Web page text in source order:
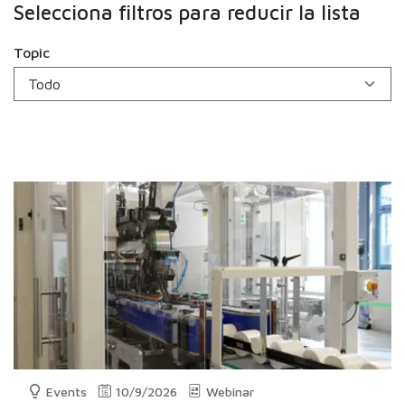
Selecciona filtros para reducir la lista
Topic
Events 10/9/2026 Webinar